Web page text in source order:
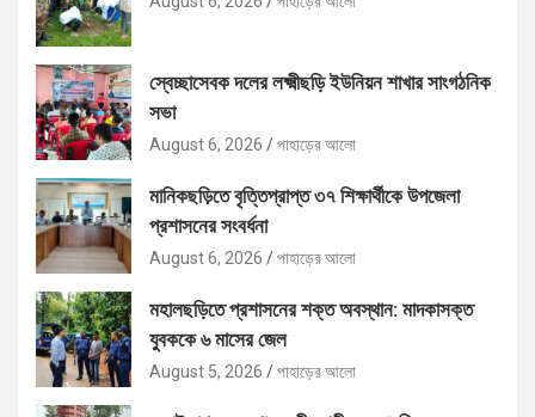
স্বেচ্ছাসেবক দলের লক্ষ্মীছড়ি ইউনিয়ন শাখার সাংগঠনিক
সভা
August 6, 2026 পাহাড়ের আলো
মানিকছড়িতে বৃত্তিপ্রাপ্ত ৩৭ শিক্ষার্থীকে উপজেলা
প্রশাসনের সংবর্ধনা
August 6, 2026 পাহাড়ের আলো
মহালছড়িতে প্রশাসনের শক্ত অবস্থান: মাদকাসক্ত
যুবককে ৬ মাসের জেল
August 5, 2026 পাহাড়ের আলো